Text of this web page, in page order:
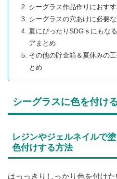
シーグラス作品作りにおす
シーグラスの穴あけに必要
夏にぴったりSDGｓにもな
アまとめ
その他の貯金箱＆夏休みの
とめ
シーグラスに色を付け
レジンやジェルネイルで
色付けする方法
はっっきりしっかり色を付け